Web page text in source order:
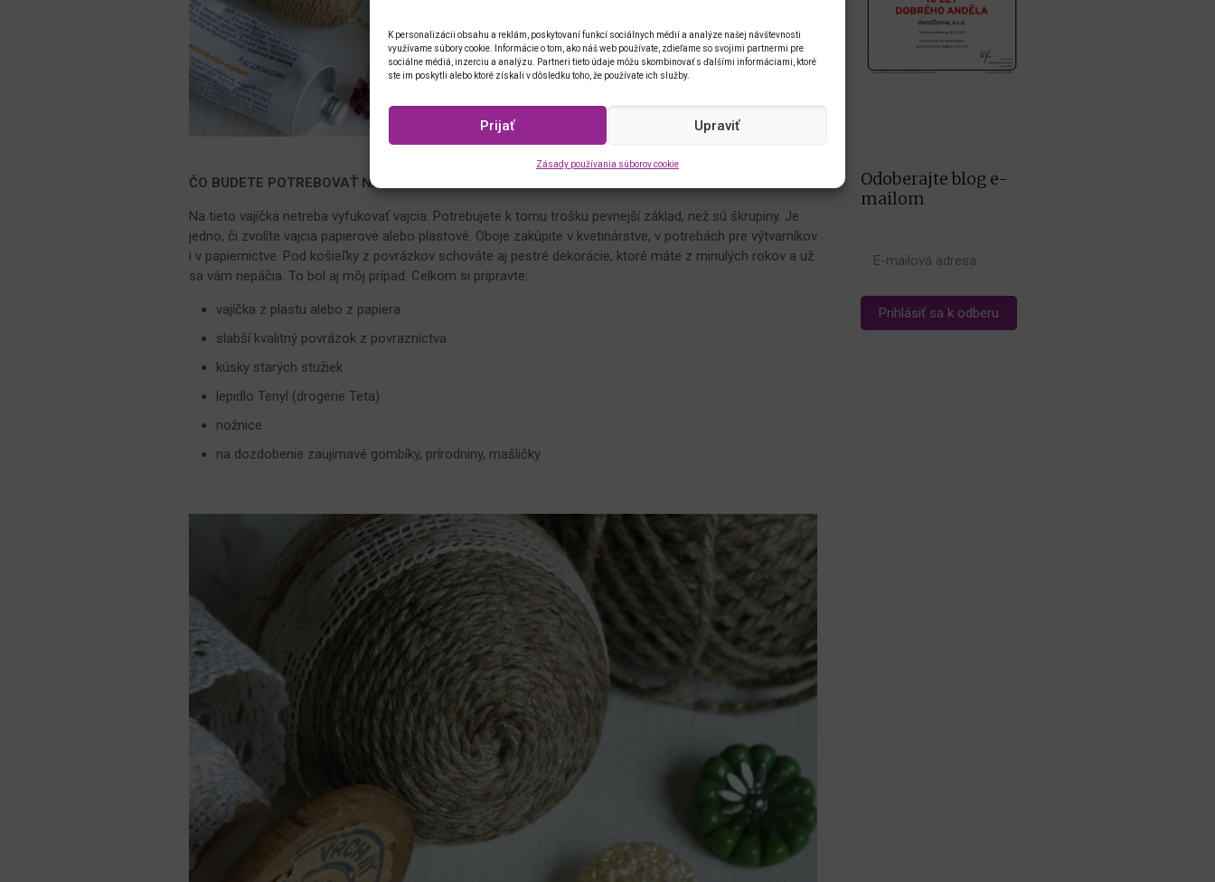
K personalizácii obsahu a reklám, poskytovaní funkcí sociálnych médií a analýze našej návštevnosti
využívame súbory cookie. Informácie o tom, ako náš web používate, zdieľame so svojimi partnermi pre
sociálne médiá, inzerciu a analýzu. Partneri tieto údaje môžu skombinovať s ďalšími informáciami, ktoré
ste im poskytli alebo ktoré získali v dôsledku toho, že používate ich služby.
Prijať Upraviť
Zásady používania súborov cookie
ČO BUDETE POTREBOVAŤ NA KRASLICE
Na tieto vajíčka netreba vyfukovať vajcia. Potrebujete k tomu trošku pevnejší základ, než sú škrupiny. Je
jedno, či zvolíte vajcia papierové alebo plastové. Oboje zakúpite v kvetinárstve, v potrebách pre výtvarníkov
i v papiernictve. Pod košieľky z povrázkov schováte aj pestré dekorácie, ktoré máte z minulých rokov a už
sa vám nepáčia. To bol aj môj prípad. Celkom si pripravte:
vajíčka z plastu alebo z papiera
slabší kvalitný povrázok z povrazníctva
kúsky starých stužiek
lepidlo Tenyl (drogérie Teta)
nožnice
na dozdobenie zaujímavé gombíky, prírodniny, mašličky
Odoberajte blog e-
mailom